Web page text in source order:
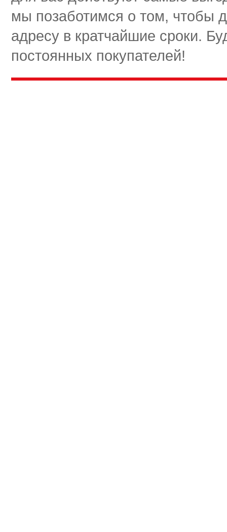
мы позаботимся о том, чтобы
адресу в кратчайшие сроки.
постоянных покупателей!